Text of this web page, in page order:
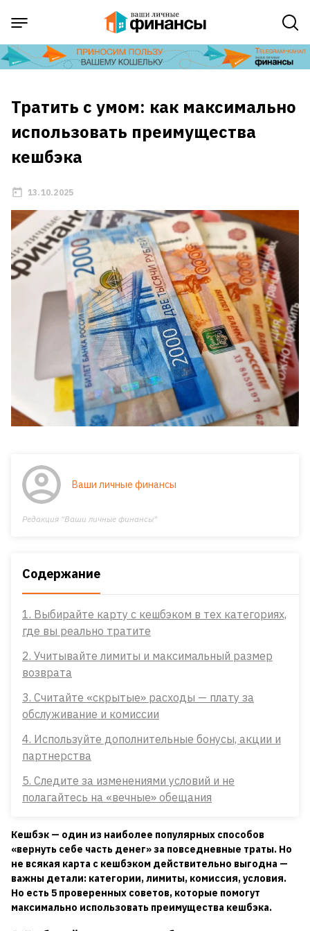
Тратить с умом: как максимально
использовать преимущества
кешбэка
13.10.2025
Ваши личные финансы
Редакция "Ваши личные финансы"
Содержание
1. Выбирайте карту с кешбэком в тех категориях,
где вы реально тратите
2. Учитывайте лимиты и максимальный размер
возврата
3. Считайте «скрытые» расходы — плату за
обслуживание и комиссии
4. Используйте дополнительные бонусы, акции и
партнерства
5. Следите за изменениями условий и не
полагайтесь на «вечные» обещания
Кешбэк — один из наиболее популярных способов
«вернуть себе часть денег» за повседневные траты. Но
не всякая карта с кешбэком действительно выгодна —
важны детали: категории, лимиты, комиссия, условия.
Но есть 5 проверенных советов, которые помогут
максимально использовать преимущества кешбэка.